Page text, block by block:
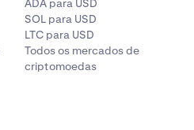
ADA para USD
SOL para USD
LTC para USD
Todos os mercados de
criptomoedas